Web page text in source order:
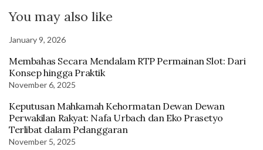
You may also like
January 9, 2026
Membahas Secara Mendalam RTP Permainan Slot: Dari
Konsep hingga Praktik
November 6, 2025
Keputusan Mahkamah Kehormatan Dewan Dewan
Perwakilan Rakyat: Nafa Urbach dan Eko Prasetyo
Terlibat dalam Pelanggaran
November 5, 2025